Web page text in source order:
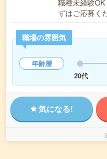
職種未経験
ずはご応募く
職場の雰囲気
年齢層
20代
気になる!